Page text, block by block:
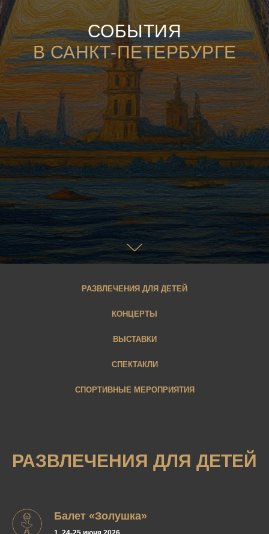
СОБЫТИЯ
В САНКТ-ПЕТЕРБУРГЕ
РАЗВЛЕЧЕНИЯ ДЛЯ ДЕТЕЙ
КОНЦЕРТЫ
ВЫСТАВКИ
СПЕКТАКЛИ
СПОРТИВНЫЕ МЕРОПРИЯТИЯ
РАЗВЛЕЧЕНИЯ ДЛЯ ДЕТЕЙ
Балет «Золушка»